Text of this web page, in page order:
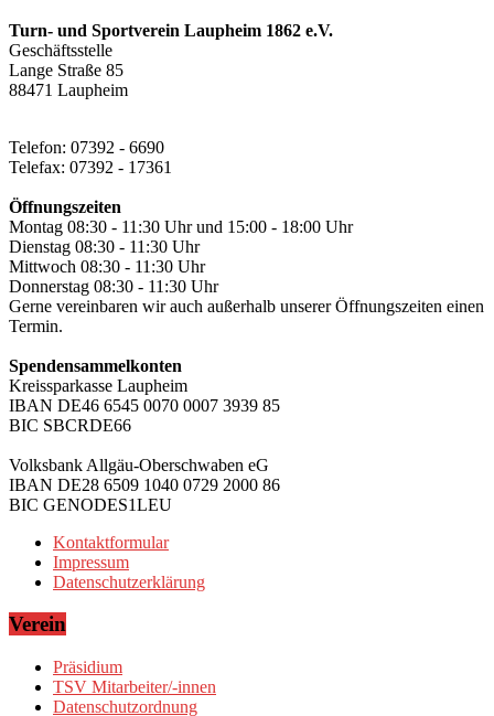
Turn- und Sportverein Laupheim 1862 e.V.
Geschäftsstelle
Lange Straße 85
88471 Laupheim
Telefon: 07392 - 6690
Telefax: 07392 - 17361
Öffnungszeiten
Montag 08:30 - 11:30 Uhr und 15:00 - 18:00 Uhr
Dienstag 08:30 - 11:30 Uhr
Mittwoch 08:30 - 11:30 Uhr
Donnerstag 08:30 - 11:30 Uhr
Gerne vereinbaren wir auch außerhalb unserer Öffnungszeiten einen
Termin.
Spendensammelkonten
Kreissparkasse Laupheim
IBAN DE46 6545 0070 0007 3939 85
BIC SBCRDE66
Volksbank Allgäu-Oberschwaben eG
IBAN DE28 6509 1040 0729 2000 86
BIC GENODES1LEU
Kontaktformular
Impressum
Datenschutzerklärung
Verein
Präsidium
TSV Mitarbeiter/-innen
Datenschutzordnung